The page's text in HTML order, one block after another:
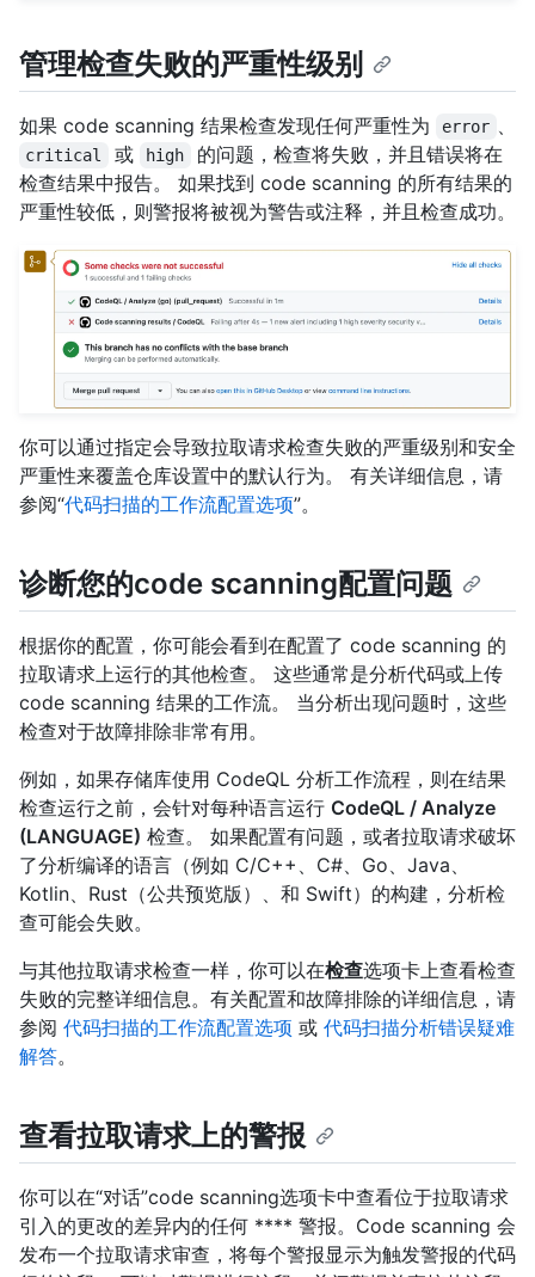
管理检查失败的严重性级别
如果 code scanning 结果检查发现任何严重性为 error
critical 或 high
的问题，检查将失败，并且错误将在
检查结果中报告。 如果找到 code scanning 的所有结果的
严重性较低，则警报将被视为警告或注释，并且检查成功。
你可以通过指定会导致拉取请求检查失败的严重级别和安全
严重性来覆盖仓库设置中的默认行为。 有关详细信息，请
参阅“代码扫描的工作流配置选项”。
诊断您的code scanning配置问题
根据你的配置，你可能会看到在配置了 code scanning 的
拉取请求上运行的其他检查。 这些通常是分析代码或上传
code scanning 结果的工作流。 当分析出现问题时，这些
检查对于故障排除非常有用。
例如，如果存储库使用 CodeQL 分析工作流程，则在结果
检查运行之前，会针对每种语言运行 CodeQL / Analyze
(LANGUAGE) 检查。 如果配置有问题，或者拉取请求破坏
了分析编译的语言（例如 C/C++、C#、Go、Java、
Kotlin、Rust（公共预览版）、和 Swift）的构建，分析检
查可能会失败。
与其他拉取请求检查一样，你可以在检查选项卡上查看检查
失败的完整详细信息。有关配置和故障排除的详细信息，请
参阅 代码扫描的工作流配置选项 或 代码扫描分析错误疑难
解答。
查看拉取请求上的警报
你可以在“对话”code scanning选项卡中查看位于拉取请求
引入的更改的差异内的任何 **** 警报。Code scanning 会
发布一个拉取请求审查，将每个警报显示为触发警报的代码